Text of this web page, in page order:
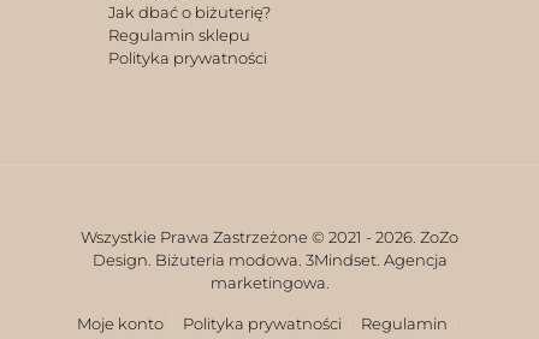
Jak dbać o biżuterię?
Regulamin sklepu
Polityka prywatności
Wszystkie Prawa Zastrzeżone © 2021 - 2026. ZoZo
Design. Biżuteria modowa. 3Mindset. Agencja
marketingowa.
Moje konto Polityka prywatności
Regulamin